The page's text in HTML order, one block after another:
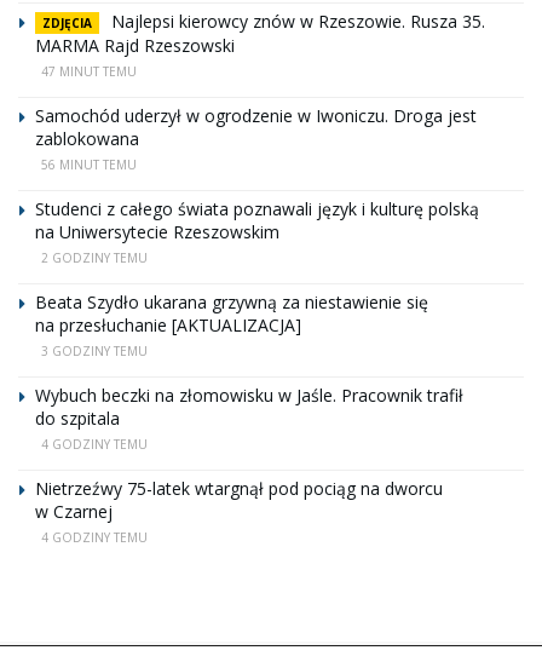
ZDJĘCIA
Najlepsi kierowcy znów w Rzeszowie. Rusza 35.
MARMA Rajd Rzeszowski
47 MINUT TEMU
Samochód uderzył w ogrodzenie w Iwoniczu. Droga jest
zablokowana
56 MINUT TEMU
Studenci z całego świata poznawali język i kulturę polską
na Uniwersytecie Rzeszowskim
2 GODZINY TEMU
Beata Szydło ukarana grzywną za niestawienie się
na przesłuchanie [AKTUALIZACJA]
3 GODZINY TEMU
Wybuch beczki na złomowisku w Jaśle. Pracownik trafił
do szpitala
4 GODZINY TEMU
Nietrzeźwy 75-latek wtargnął pod pociąg na dworcu
w Czarnej
4 GODZINY TEMU